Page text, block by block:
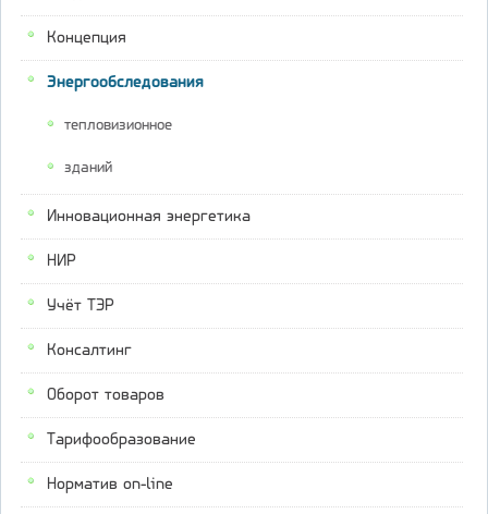
Концепция
Энергообследования
тепловизионное
зданий
Инновационная энергетика
НИР
Учёт ТЭР
Консалтинг
Оборот товаров
Тарифообразование
Норматив on-line